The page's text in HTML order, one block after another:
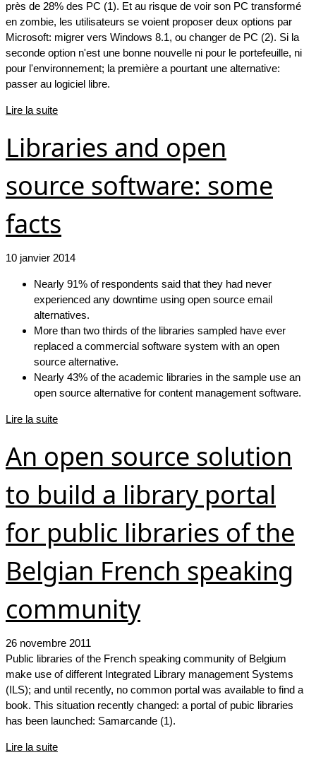
près de 28% des PC (1). Et au risque de voir son PC transformé
en zombie, les utilisateurs se voient proposer deux options par
Microsoft: migrer vers Windows 8.1, ou changer de PC (2). Si la
seconde option n'est une bonne nouvelle ni pour le portefeuille, ni
pour l'environnement; la première a pourtant une alternative:
passer au logiciel libre.
Lire la suite
Libraries and open
source software: some
facts
10 janvier 2014
Nearly 91% of respondents said that they had never
experienced any downtime using open source email
alternatives.
More than two thirds of the libraries sampled have ever
replaced a commercial software system with an open
source alternative.
Nearly 43% of the academic libraries in the sample use an
open source alternative for content management software.
Lire la suite
An open source solution
to build a library portal
for public libraries of the
Belgian French speaking
community
26 novembre 2011
Public libraries of the French speaking community of Belgium
make use of different Integrated Library management Systems
(ILS); and until recently, no common portal was available to find a
book. This situation recently changed: a portal of pubic libraries
has been launched: Samarcande (1).
Lire la suite